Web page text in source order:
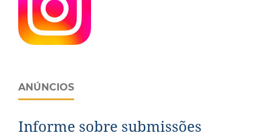
ANÚNCIOS
Informe sobre submissões